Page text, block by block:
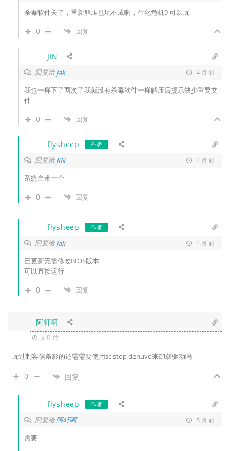
杀毒软件关了，重新解压也玩不成啊，生化危机9 可以玩
0 回复
JIN
回复给jak 4 月 前
我也一样下了两次了我就没有杀毒软件一样解压后提示缺少重要文
件
0 回复
flysheep 作者
回复给JIN 4 月 前
系统自带一个
0 回复
flysheep 作者
回复给jak 4 月 前
已更新无需修改BIOS版本
可以直接运行
0 回复
阿轩啊
5 月 前
玩过刺客信条影的还需需要使用sc stop denuvo来卸载驱动吗
0 回复
flysheep 作者
回复给阿轩啊 5 月 前
需要